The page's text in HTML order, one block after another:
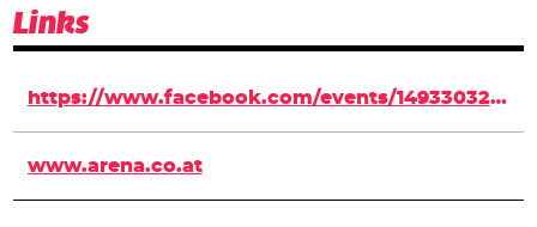
Links
https://www.facebook.com/events/1493303230963419/
www.arena.co.at